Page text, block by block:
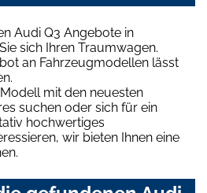
Audi Q3 Angebote in
sich Ihren Traumwagen.
an Fahrzeugmodellen lässt
mit den neuesten
suchen oder sich für ein
hochwertiges
wir bieten Ihnen eine